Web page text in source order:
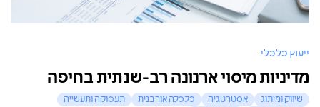
ייעוץ כלכלי
מדיניות מיסוי ארנונה רב-שנתית בחיפה
שיווק ומיתוג אסטרטגיה כלכלה אורבנית
תעסוקה ותעשייה